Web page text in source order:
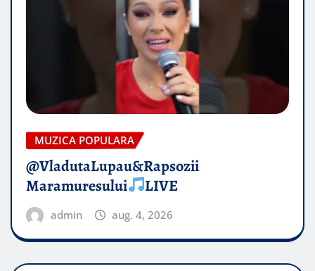
MUZICA POPULARA
@VladutaLupau&Rapsozii
Maramuresului
LIVE
admin aug. 4, 2026